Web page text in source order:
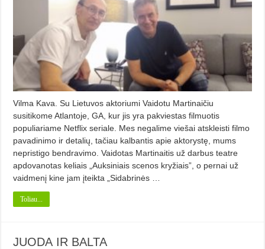
Vilma Kava. Su Lietuvos aktoriumi Vaidotu Martinaičiu
susitikome Atlantoje, GA, kur jis yra pakviestas filmuotis
populiariame Netflix seriale. Mes negalime viešai atskleisti filmo
pavadinimo ir detalių, tačiau kalbantis apie aktorystę, mums
nepristigo bendravimo. Vaidotas Martinaitis už darbus teatre
apdovanotas keliais „Auksiniais scenos kryžiais”, o pernai už
vaidmenį kine jam įteikta „Sidabrinės …
Toliau...
JUODA IR BALTA